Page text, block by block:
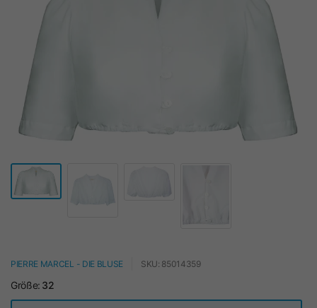
PIERRE MARCEL - DIE BLUSE SKU: 85014359
Größe: 32